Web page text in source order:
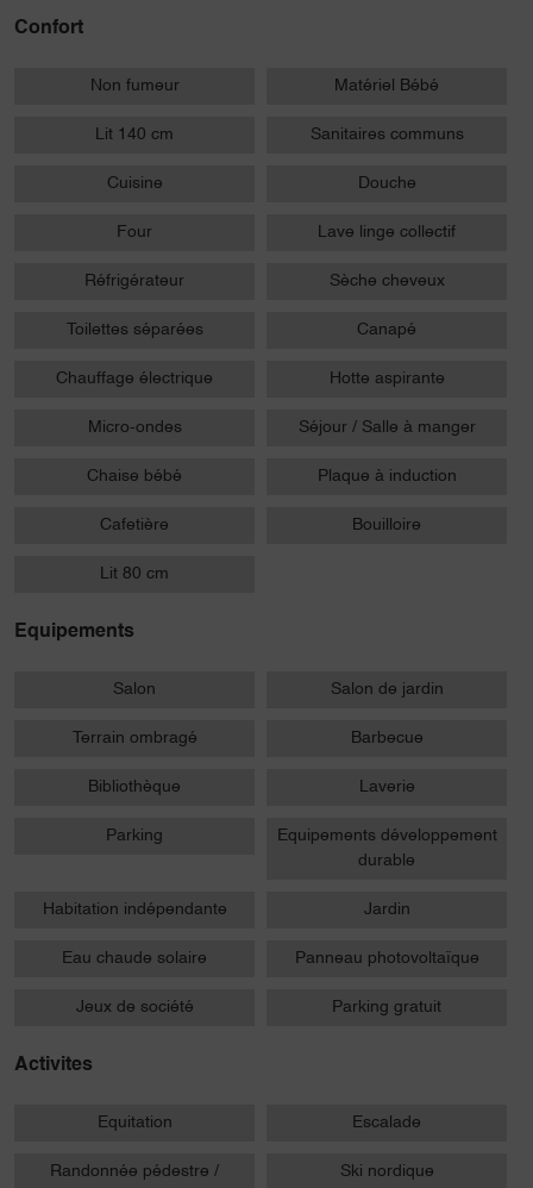
Confort
Non fumeur Matériel Bébé
Lit 140 cm Sanitaires communs
Cuisine Douche
Four Lave linge collectif
Réfrigérateur Sèche cheveux
Toilettes séparées Canapé
Chauffage électrique Hotte aspirante
Micro-ondes Séjour / Salle à manger
Chaise bébé Plaque à induction
Cafetière Bouilloire
Lit 80 cm
Equipements
Salon Salon de jardin
Terrain ombragé Barbecue
Bibliothèque Laverie
Parking
Equipements développement
durable
Habitation indépendante Jardin
Eau chaude solaire Panneau photovoltaïque
Jeux de société Parking gratuit
Activites
Equitation Escalade
Randonnée pédestre /
Ski nordique